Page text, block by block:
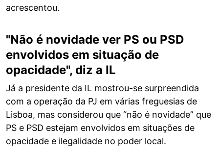
acrescentou.
"Não é novidade ver PS ou PSD
envolvidos em situação de
opacidade", diz a IL
Já a presidente da IL mostrou-se surpreendida
com a operação da PJ em várias freguesias de
Lisboa, mas considerou que “não é novidade” que
PS e PSD estejam envolvidos em situações de
opacidade e ilegalidade no poder local.